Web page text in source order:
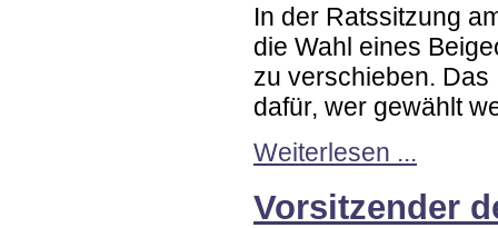
In der Ratssitzung
die Wahl eines
zu verschieben.
dafür, wer gewählt
Weiterlesen ...
Vorsitzender